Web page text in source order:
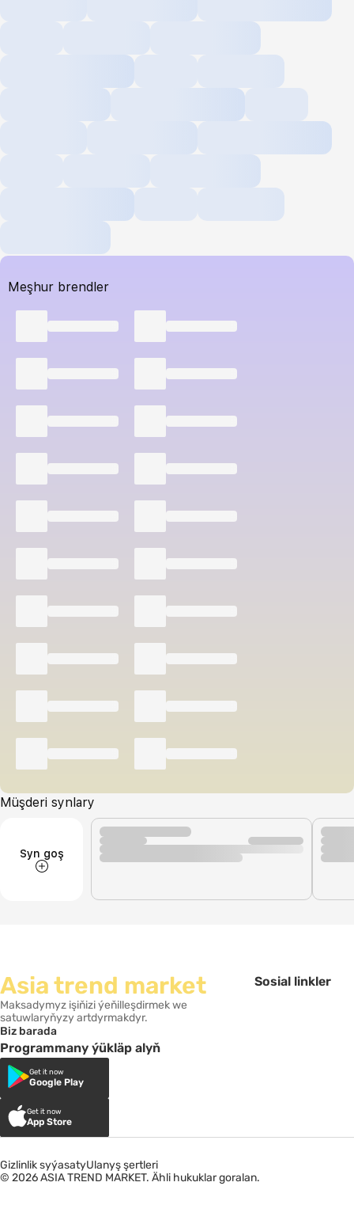
Meşhur brendler
Müşderi synlary
Syn goş
Asia trend market
Maksadymyz işiňizi ýeňilleşdirmek we
satuwlaryňyzy artdyrmakdyr.
Biz barada
Sosial linkler
Programmany ýükläp alyň
Get it now
Google Play
Get it now
App Store
© 2026 ASIA TREND MARKET. Ähli hukuklar goralan.
Gizlinlik syýasatyUlanyş şertleri